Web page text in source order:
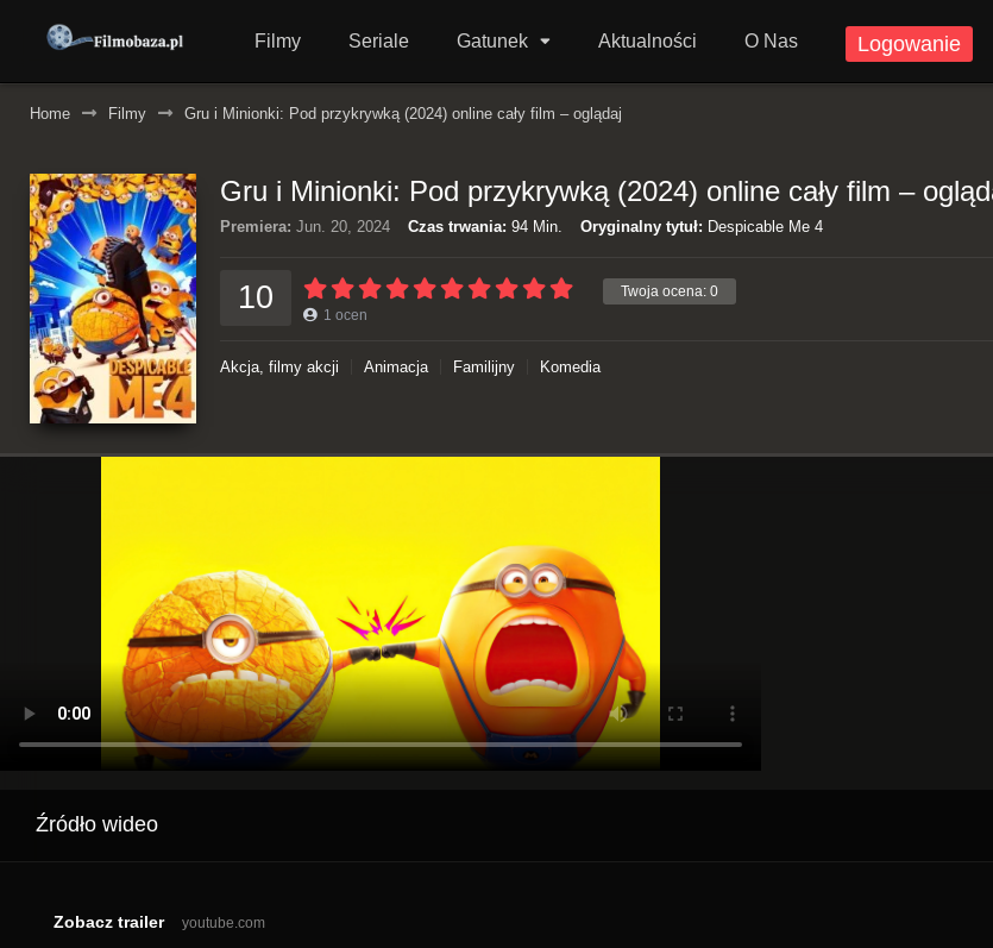
Filmy Seriale Gatunek Aktualności O Nas Logowanie
Home Filmy Gru i Minionki: Pod przykrywką (2024) online cały film – oglądaj
Gru i Minionki: Pod przykrywką (2024) online cały film –
Premiera: Jun. 20, 2024 Czas trwania: 94 Min. Oryginalny tytuł: Despicable Me 4
Twoja ocena: 0
10 1 ocen
Akcja, filmy akcji Animacja Familijny Komedia
Źródło wideo
Zobacz trailer youtube.com